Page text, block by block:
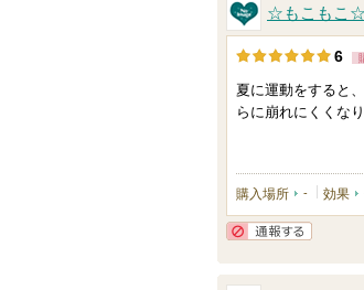
☆もこもこ
6
夏に運動をすると
らに崩れにくくな
購入場所 - 効果